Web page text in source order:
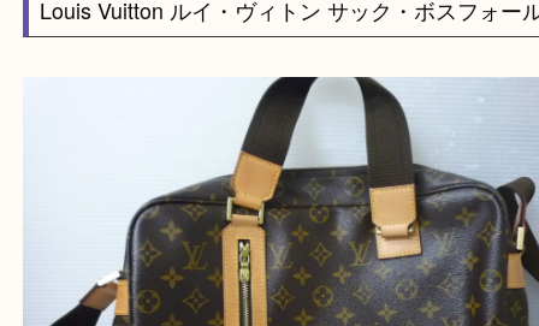
Louis Vuitton ルイ・ヴィトン サック・ボスフ